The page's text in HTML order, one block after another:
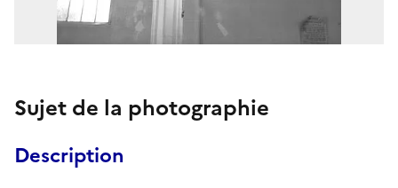
Sujet de la photographie
Description